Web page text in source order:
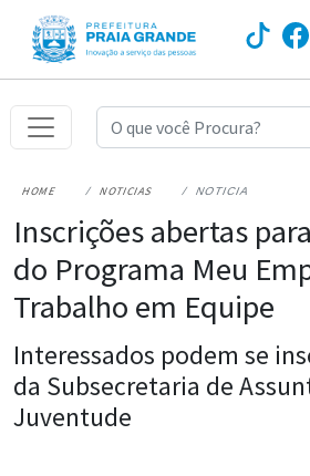
HOME NOTICIAS NOTICIA
Inscrições abertas
do Programa Meu
Trabalho em Equipe
Interessados podem se
da Subsecretaria de
Juventude